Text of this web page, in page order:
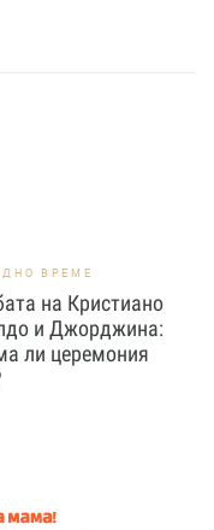
ВРЕМЕ
на Кристиано
и Джорджина:
ли церемония